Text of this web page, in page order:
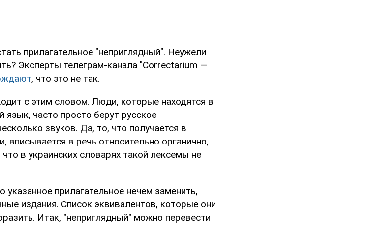
прилагательное "неприглядный". Неужели
Эксперты телеграм-канала "Correctarium —
, что это не так.
с этим словом. Люди, которые находятся в
язык, часто просто берут русское
звуков. Да, то, что получается в
вписывается в речь относительно органично,
в украинских словарях такой лексемы не
указанное прилагательное нечем заменить,
издания. Список эквивалентов, которые они
Итак, "неприглядный" можно перевести